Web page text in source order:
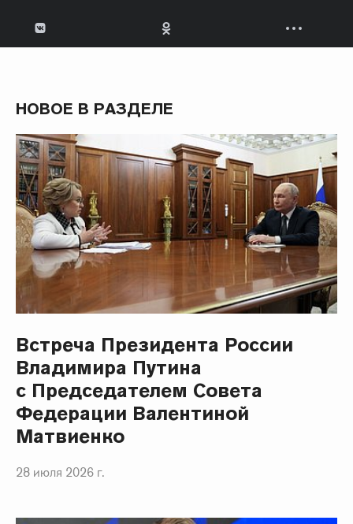
НОВОЕ В РАЗДЕЛЕ
Встреча Президента России
Владимира Путина
с Председателем Совета
Федерации Валентиной
Матвиенко
28 июля 2026 г.